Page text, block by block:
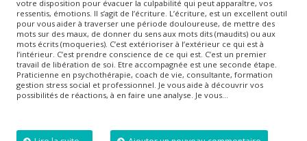
votre disposition pour évacuer la culpabilité qui peut apparaître, vos
ressentis, émotions. Il s’agit de l’écriture. L’écriture, est un excellent outil
pour vous aider à traverser une période douloureuse, de mettre des
mots sur des maux, de donner du sens aux mots dits (maudits) ou aux
mots écrits (moqueries). C’est extérioriser à l’extérieur ce qui est à
l’intérieur. C’est prendre conscience de ce qui est. C’est un premier
travail de libération de soi. Etre accompagnée est une seconde étape.
Praticienne en psychothérapie, coach de vie, consultante, formation
gestion stress social et professionnel. Je vous aide à découvrir vos
possibilités de réactions, à en faire une analyse. Je vous…